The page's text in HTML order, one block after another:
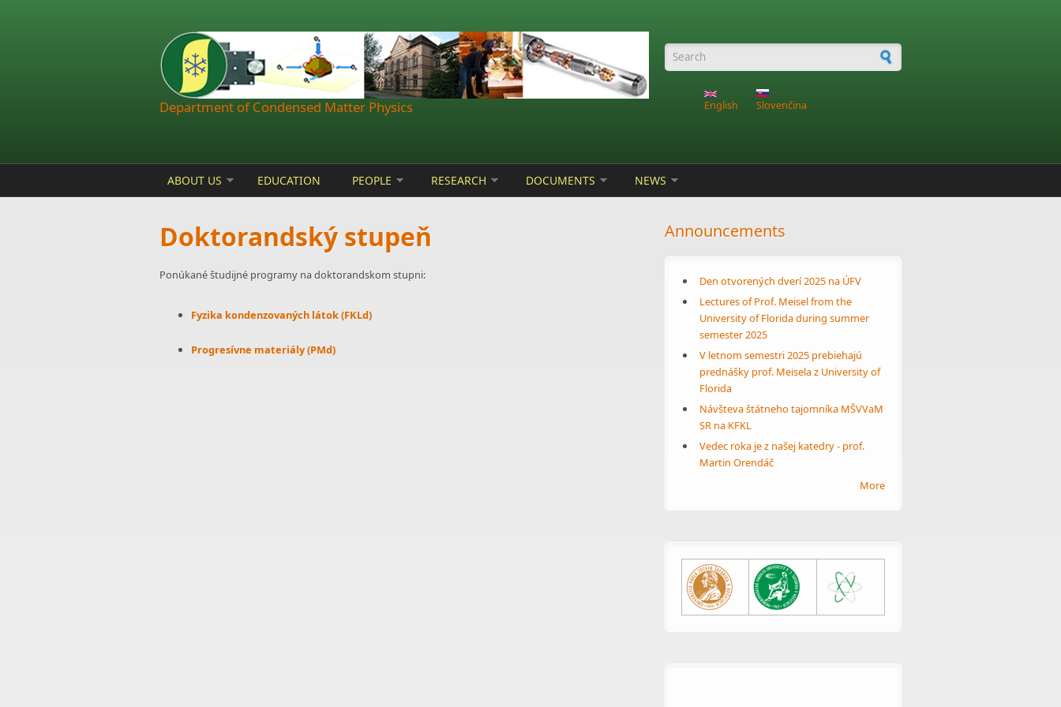
Department of Condensed Matter Physics
Search form
English Slovenčina
ABOUT US EDUCATION PEOPLE RESEARCH DOCUMENTS NEWS
Doktorandský stupeň
Ponúkané študijné programy na doktorandskom stupni:
Fyzika kondenzovaných látok (FKLd)
Progresívne materiály (PMd)
Announcements
Den otvorených dverí 2025 na ÚFV
Lectures of Prof. Meisel from the
University of Florida during summer
semester 2025
V letnom semestri 2025 prebiehajú
prednášky prof. Meisela z University of
Florida
Návšteva štátneho tajomníka MŠVVaM
SR na KFKL
Vedec roka je z našej katedry - prof.
Martin Orendáč
More